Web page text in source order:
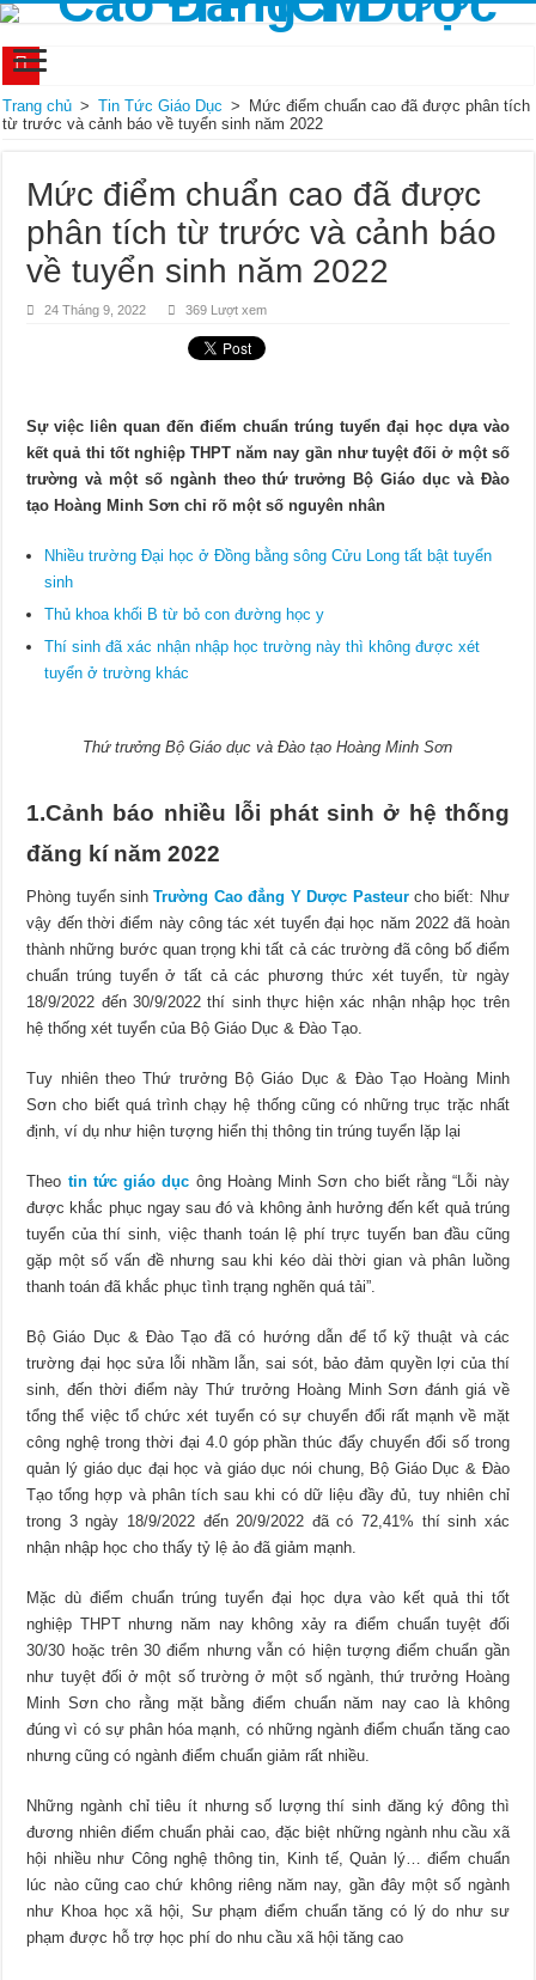
Bài thuốc bổ khí sinh huyết giúp cải thiện hoa mắt chóng mặt hiệu quả
Có nguy hiểm khi vòm họng nổi hạt không? Cách xử lý ra sao?
Xét nghiệm vi sinh là gì, mục đích và phân loại
Tiêu chuẩn GMP trong ngành dược là gì? Các yêu cầu cụ thể như thế nào?
Học điều dưỡng có cần bằng cấp 3 không?
Học ngành Điều dưỡng có thể thi khối C được không?
Ý nghĩa của xét nghiệm Ketone và khi nào cần thực hiện?
Trang chủ > Tin Tức Giáo Dục >
Mức điểm chuẩn cao đã được phân tích
từ trước và cảnh báo về tuyển sinh năm 2022
Mức điểm chuẩn cao đã được
phân tích từ trước và cảnh báo
về tuyển sinh năm 2022
24 Tháng 9, 2022 369 Lượt xem
Sự việc liên quan đến điểm chuẩn trúng tuyển đại học dựa vào
kết quả thi tốt nghiệp THPT năm nay gần như tuyệt đối ở một số
trường và một số ngành theo thứ trưởng Bộ Giáo dục và Đào
tạo Hoàng Minh Sơn chỉ rõ một số nguyên nhân
Nhiều trường Đại học ở Đồng bằng sông Cửu Long tất bật tuyển
sinh
Thủ khoa khối B từ bỏ con đường học y
Thí sinh đã xác nhận nhập học trường này thì không được xét
tuyển ở trường khác
Thứ trưởng Bộ Giáo dục và Đào tạo Hoàng Minh Sơn
1.Cảnh báo nhiều lỗi phát sinh ở hệ thống
đăng kí năm 2022
Phòng tuyển sinhTrường Cao đẳng Y Dược Pasteur cho biết: Như
vậy đến thời điểm này công tác xét tuyển đại học năm 2022 đã hoàn
thành những bước quan trọng khi tất cả các trường đã công bố điểm
chuẩn trúng tuyển ở tất cả các phương thức xét tuyển, từ ngày
18/9/2022 đến 30/9/2022 thí sinh thực hiện xác nhận nhập học trên
hệ thống xét tuyển của Bộ Giáo Dục & Đào Tạo.
Tuy nhiên theo Thứ trưởng Bộ Giáo Dục & Đào Tạo Hoàng Minh
Sơn cho biết quá trình chạy hệ thống cũng có những trục trặc nhất
định, ví dụ như hiện tượng hiển thị thông tin trúng tuyển lặp lại
Theo tin tức giáo dục ông Hoàng Minh Sơn cho biết rằng “Lỗi này
được khắc phục ngay sau đó và không ảnh hưởng đến kết quả trúng
tuyển của thí sinh, việc thanh toán lệ phí trực tuyến ban đầu cũng
gặp một số vấn đề nhưng sau khi kéo dài thời gian và phân luồng
thanh toán đã khắc phục tình trạng nghẽn quá tải”.
Bộ Giáo Dục & Đào Tạo đã có hướng dẫn để tổ kỹ thuật và các
trường đại học sửa lỗi nhầm lẫn, sai sót, bảo đảm quyền lợi của thí
sinh, đến thời điểm này Thứ trưởng Hoàng Minh Sơn đánh giá về
tổng thể việc tổ chức xét tuyển có sự chuyển đổi rất mạnh về mặt
công nghệ trong thời đại 4.0 góp phần thúc đẩy chuyển đổi số trong
quản lý giáo dục đại học và giáo dục nói chung, Bộ Giáo Dục & Đào
Tạo tổng hợp và phân tích sau khi có dữ liệu đầy đủ, tuy nhiên chỉ
trong 3 ngày 18/9/2022 đến 20/9/2022 đã có 72,41% thí sinh xác
nhận nhập học cho thấy tỷ lệ ảo đã giảm mạnh.
Mặc dù điểm chuẩn trúng tuyển đại học dựa vào kết quả thi tốt
nghiệp THPT nhưng năm nay không xảy ra điểm chuẩn tuyệt đối
30/30 hoặc trên 30 điểm nhưng vẫn có hiện tượng điểm chuẩn gần
như tuyệt đối ở một số trường ở một số ngành, thứ trưởng Hoàng
Minh Sơn cho rằng mặt bằng điểm chuẩn năm nay cao là không
đúng vì có sự phân hóa mạnh, có những ngành điểm chuẩn tăng cao
nhưng cũng có ngành điểm chuẩn giảm rất nhiều.
Những ngành chỉ tiêu ít nhưng số lượng thí sinh đăng ký đông thì
đương nhiên điểm chuẩn phải cao, đặc biệt những ngành nhu cầu xã
hội nhiều như Công nghệ thông tin, Kinh tế, Quản lý… điểm chuẩn
lúc nào cũng cao chứ không riêng năm nay, gần đây một số ngành
như Khoa học xã hội, Sư phạm điểm chuẩn tăng có lý do như sư
phạm được hỗ trợ học phí do nhu cầu xã hội tăng cao